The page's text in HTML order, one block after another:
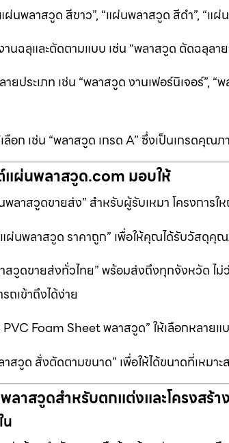
ผ่นพลาสวูด สีขาว”, “แผ่นพลาสวูด สีดำ”, “
านฉลุและตัดตามแบบ เช่น “พลาสวูด ตัดฉลุลา
ายประเภท เช่น “พลาสวูด งานเฟอร์นิเจอร์”,
ลือก เช่น “พลาสวูด เกรด A” ซึ่งเป็นเกรดคุ
แผ่นพลาสวูด.com มอบให้
พลาสวูดขายส่ง” สำหรับผู้รับเหมา โครงการ
แผ่นพลาสวูด ราคาถูก” เพื่อให้คุณได้รับวัสดุคุ
สวูดขายส่งทั่วไทย” พร้อมส่งถึงทุกจังหวัด ไ
ถเข้าถึงได้ง่าย
Foam Sheet พลาสวูด” ให้เลือกหลาย
สวูด สั่งตัดตามขนาด” เพื่อให้ได้ขนาดที่เหมา
ลาสวูดสำหรับตกแต่งและโครงสร้าง